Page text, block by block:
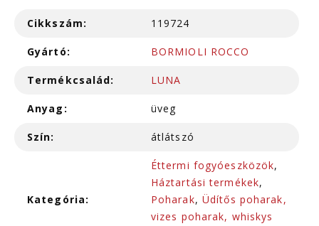
Cikkszám: 119724
Gyártó: BORMIOLI ROCCO
Termékcsalád: LUNA
Anyag: üveg
Szín: átlátszó
Kategória:
Éttermi fogyóeszközök,
Háztartási termékek,
Poharak, Üdítős poharak,
vizes poharak, whiskys